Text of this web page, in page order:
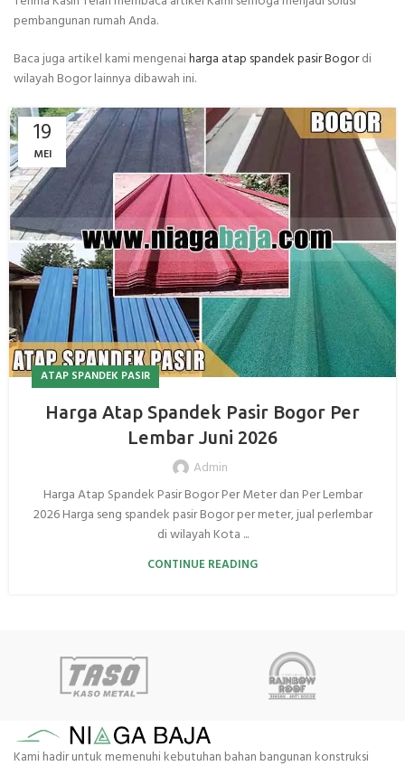
pembangunan rumah Anda.
Baca juga artikel kami mengenaiharga atap spandek pasir Bogordi
wilayah Bogor lainnya dibawah ini.
19
MEI
ATAP SPANDEK PASIR
Harga Atap Spandek Pasir Bogor Per
Lembar Juni 2026
Admin
Harga Atap Spandek Pasir Bogor Per Meter dan Per Lembar
2026 Harga seng spandek pasir Bogor per meter, jual perlembar
di wilayah Kota ...
CONTINUE READING
Kami hadir untuk memenuhi kebutuhan bahan bangunan konstruksi